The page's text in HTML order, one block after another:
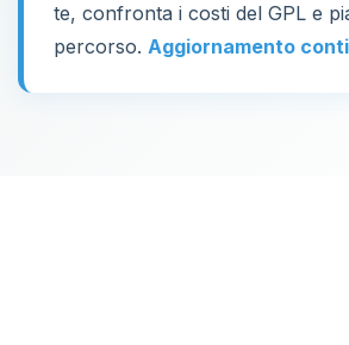
te, confronta i costi del GPL e
percorso. Aggiornamento